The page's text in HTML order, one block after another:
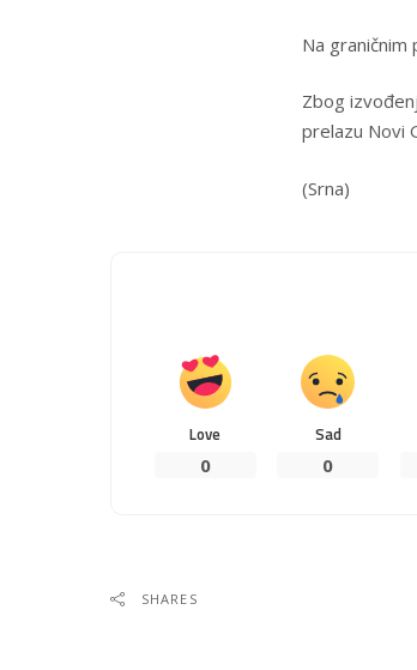
Na graničnim
Zbog
prelazu Novi
(Srna)
Love
0
Sad
0
SHARES